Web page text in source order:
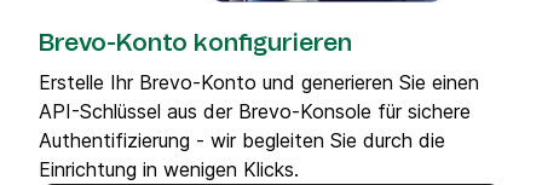
Brevo-Konto konfigurieren
Erstelle Ihr Brevo-Konto und generieren Sie einen
API-Schlüssel aus der Brevo-Konsole für sichere
Authentifizierung - wir begleiten Sie durch die
Einrichtung in wenigen Klicks.